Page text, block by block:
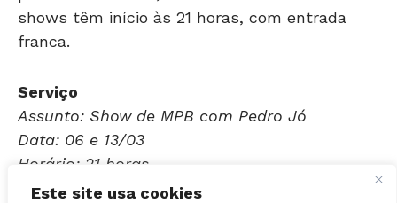
Este site usa cookies
franca.
Assunto: Show de MPB com Pedro Jó
Data: 06 e 13/03
Horário: 21 horas
Local: Café Cultura (Centro Municipal de
Cultura Goiânia Ouro)